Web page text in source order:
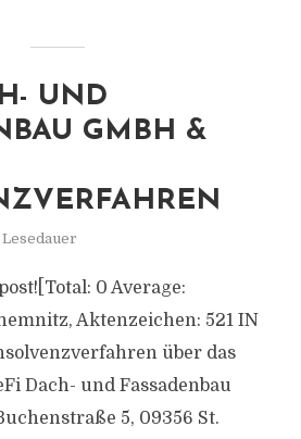
UND
GMBH &
0 Average:
Aktenzeichen: 521 IN
über das
Dach- und Fassadenbau
5, 09356 St.